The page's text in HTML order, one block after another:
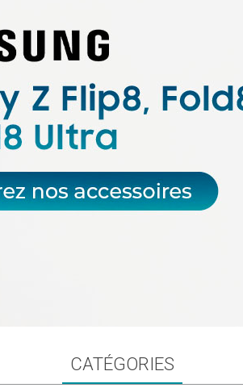
CATÉGORIES